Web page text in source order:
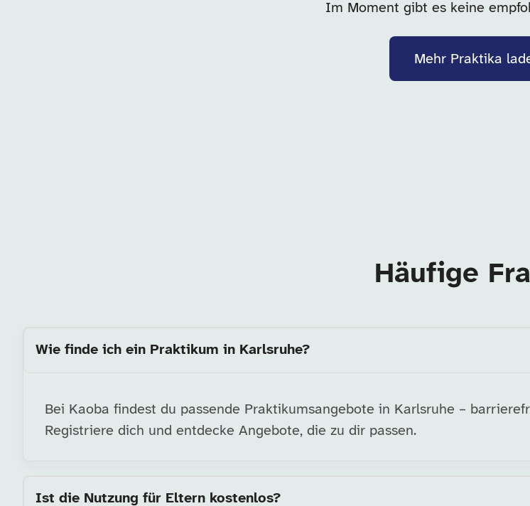
Im Moment gibt es keine
Mehr Praktika
Häufige
Wie finde ich ein Praktikum in Karlsruhe?
Bei Kaoba findest du passende Praktikumsangebote in Karlsruhe –
Registriere dich und entdecke Angebote, die zu dir passen.
Ist die Nutzung für Eltern kostenlos?